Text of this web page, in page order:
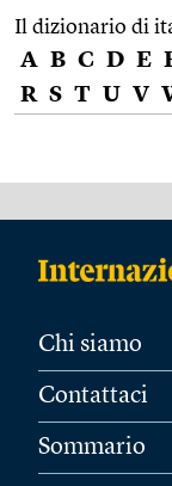
Il dizionario di
A B C D E
R S T U V
Chi siamo
Contattaci
Sommario